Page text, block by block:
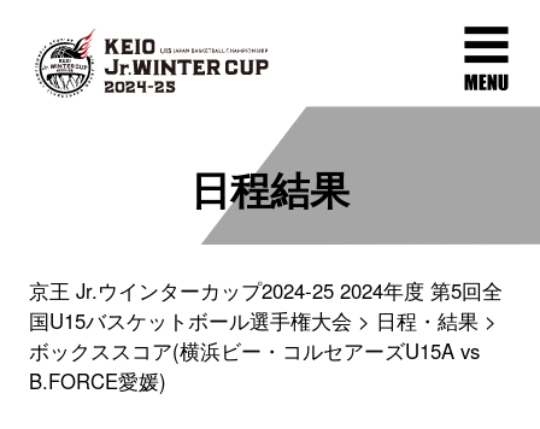
日程結果
京王 Jr.ウインターカップ2024-25 2024年度 第5回全
国U15バスケットボール選手権大会
日程・結果
ボックススコア(横浜ビー・コルセアーズU15A vs
B.FORCE愛媛)